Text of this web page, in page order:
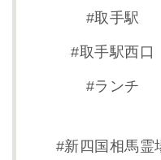
取手駅
取手駅西口
ランチ
新四国相馬霊